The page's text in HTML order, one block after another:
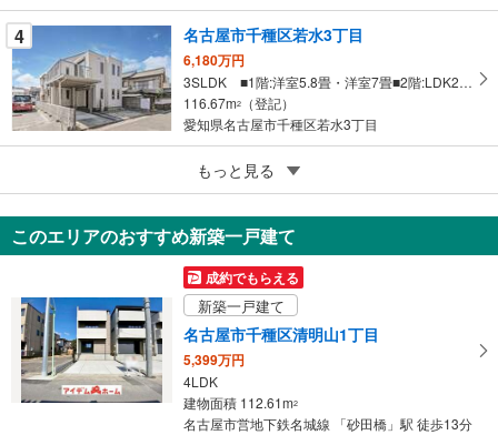
4 名古屋市千種区若水3丁目
6,180万円
3SLDK ■1階:洋室5.8畳・洋室7畳■2階:LDK27.6畳
116.67m2
（登記）
愛知県名古屋市千種区若水3丁目
成約でもらえる
名古屋市千種区赤坂町4丁目
1億1,800万円
5LDK以上
211.15m2（登記）
愛知県名古屋市千種区赤坂町4丁目
もっと見る
このエリアのおすすめ新築一戸建て
成約でもらえる
新築一戸建て
名古屋市千種区清明山1丁目
5,399万円
4LDK
建物面積 112.61m2
名古屋市営地下鉄名城線 「砂田橋」駅 徒歩13分